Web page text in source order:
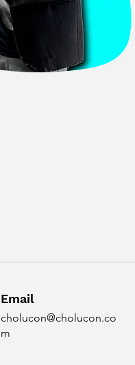
Email
cholucon@cholucon.co
m